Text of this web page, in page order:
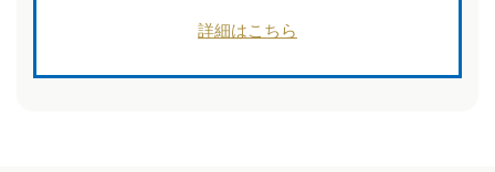
詳細はこちら